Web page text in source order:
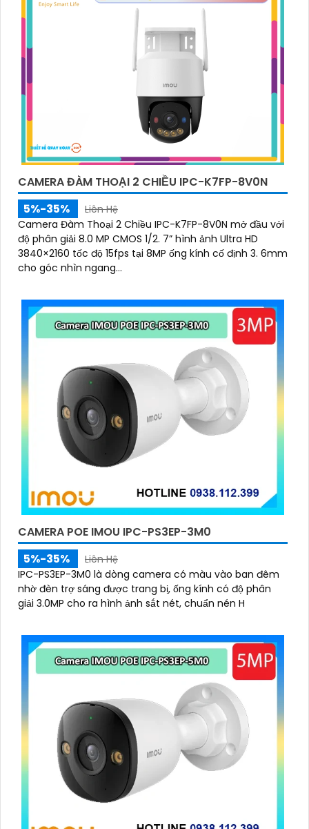
lĩnh vực an ninh và giám sát, vì vậy bạn có thể tin
tưởng vào chất lượng của sản phẩm.
Tích hợp công nghệ mới: Camera Wifi Imou
thường được tích hợp các công nghệ mới như trí
tuệ nhân tạo, cảm biến chuyển động thông minh
giúp tăng cường tính năng bảo mật.
Hỗ trợ dịch vụ sau bán hàng: Imou cung cấp
dịch vụ hỗ trợ khách hàng tốt sau khi mua sản
phẩm, bảo đảm rằng bạn sẽ có sự trợ giúp nhanh
chóng khi cần thiết.
Hy vọng những thông tin trên giúp bạn tìm được lựa
chọn hoàn hảo cho Camera Wifi Imou giá rẻ.
CAMERA ĐÀM THOẠI 2 CHIỀU IPC-K7FP-8V0N
5%-35%
Liên Hệ
Camera Đàm Thoại 2 Chiều IPC-K7FP-8V0N mở đầu với
độ phân giải 8.0 MP CMOS 1/2. 7” hình ảnh Ultra HD
3840×2160 tốc độ 15fps tại 8MP ống kính cố định 3. 6mm
cho góc nhìn ngang...
CAMERA POE IMOU IPC-PS3EP-3M0
5%-35%
Liên Hệ
IPC-PS3EP-3M0 là dòng camera có màu vào ban đêm
nhờ đèn trợ sáng được trang bị, ống kính có độ phân
giải 3.0MP cho ra hình ảnh sắt nét, chuẩn nén H